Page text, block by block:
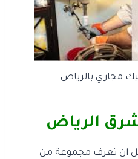
مجاري بالرياض
الرياض
ان تعرف مجموعة من